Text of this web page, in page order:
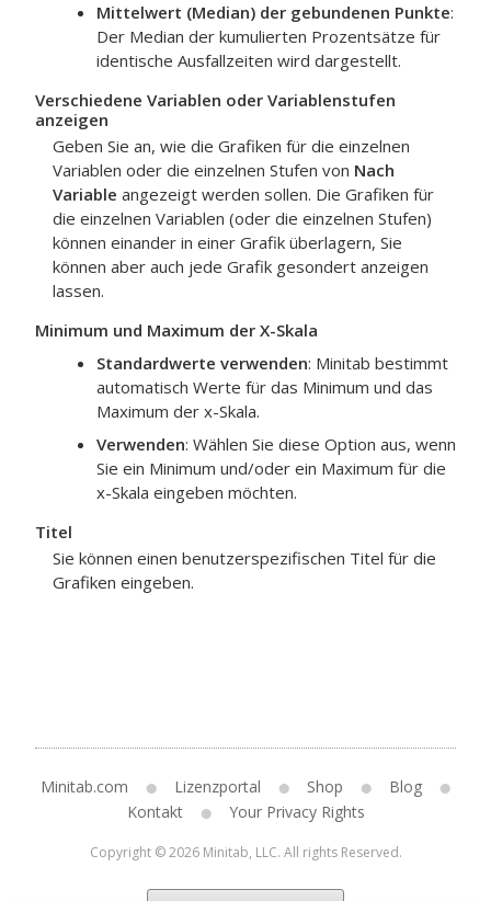
Mittelwert (Median) der gebundenen Punkte:
Der Median der kumulierten Prozentsätze für
identische Ausfallzeiten wird dargestellt.
Verschiedene Variablen oder Variablenstufen
anzeigen
Geben Sie an, wie die Grafiken für die einzelnen
Variablen oder die einzelnen Stufen von Nach
Variable angezeigt werden sollen. Die Grafiken für
die einzelnen Variablen (oder die einzelnen Stufen)
können einander in einer Grafik überlagern, Sie
können aber auch jede Grafik gesondert anzeigen
lassen.
Minimum und Maximum der X-Skala
Standardwerte verwenden: Minitab bestimmt
automatisch Werte für das Minimum und das
Maximum der x-Skala.
Verwenden: Wählen Sie diese Option aus, wenn
Sie ein Minimum und/oder ein Maximum für die
x-Skala eingeben möchten.
Titel
Sie können einen benutzerspezifischen Titel für die
Grafiken eingeben.
Minitab.com Lizenzportal Shop
Blog
Kontakt
Your Privacy Rights
Copyright © 2026 Minitab, LLC. All rights Reserved.